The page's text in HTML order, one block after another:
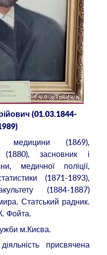
(01.03.1844-
медицини (1869),
засновник і
медичної поліції,
(1871-1893),
(1884-1887)
Статський радник.
Фойта.
м.Києва.
присвячена